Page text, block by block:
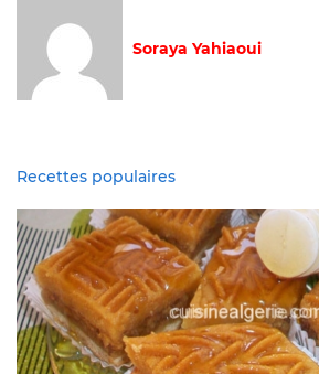
Soraya Yahiaoui
Recettes populaires